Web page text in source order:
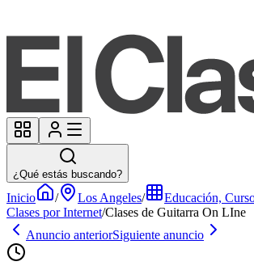
¿Qué estás buscando?
Inicio / Los Angeles/ Educación,
Clases por Internet/Clases de Guitarra On LIne
Anuncio anteriorSiguiente anuncio